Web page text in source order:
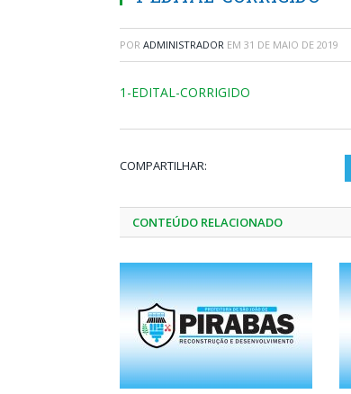
POR ADMINISTRADOR EM 31 DE MAIO DE 2019
1-EDITAL-CORRIGIDO
COMPARTILHAR:
CONTEÚDO RELACIONADO